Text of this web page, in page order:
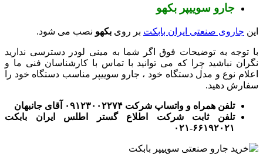
جارو سوییپر بکهو
این جاروی صنعتی ایران بابکت بر روی بکهو نصب می شود.
با توجه به توضیحات فوق اگر شما به مینی لودر دسترسی ندارید
نگران نباشید چرا که می توانید با تماس با کارشناسان فنی ما و
اعلام نوع و مدل دستگاه خود ،‌ جارو سوییپر مناسب دستگاه خود را
سفارش دهید.
تلفن همراه و واتساپ شرکت ۰۹۱۲۳۰۰۲۲۷۴ آقای جانبهان
تلفن ثابت شرکت اطلاع گستر اطلس ایران بابکت
۶۶۱۹۲۰۲۱-۰۲۱